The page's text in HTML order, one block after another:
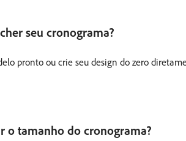
seu cronograma?
pronto ou crie seu design do zero
o tamanho do cronograma?